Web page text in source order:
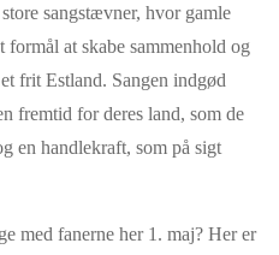
sangstævner, hvor gamle
formål at skabe sammenhold og
frit Estland. Sangen indgød
fremtid for deres land, som de
en handlekraft, som på sigt
med fanerne her 1. maj? Her er